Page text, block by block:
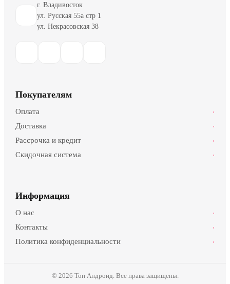
г. Владивосток
ул. Русская 55а стр 1
ул. Некрасовская 38
Покупателям
Оплата ›
Доставка ›
Рассрочка и кредит ›
Скидочная система ›
Информация
О нас ›
Контакты ›
Политика конфиденциальности ›
© 2026 Топ Андроид. Все права защищены.